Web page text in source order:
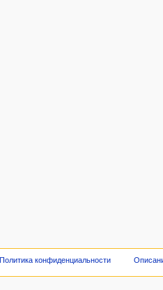
Политика конфиденциальности